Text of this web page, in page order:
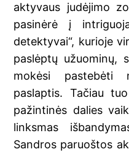
aktyvaus judėjimo
pasinėrė į
detektyvai“, kurioje
paslėptų užuominų,
mokėsi pastebėti
paslaptis. Tačiau
pažintinės dalies
linksmas
Sandros paruoštos